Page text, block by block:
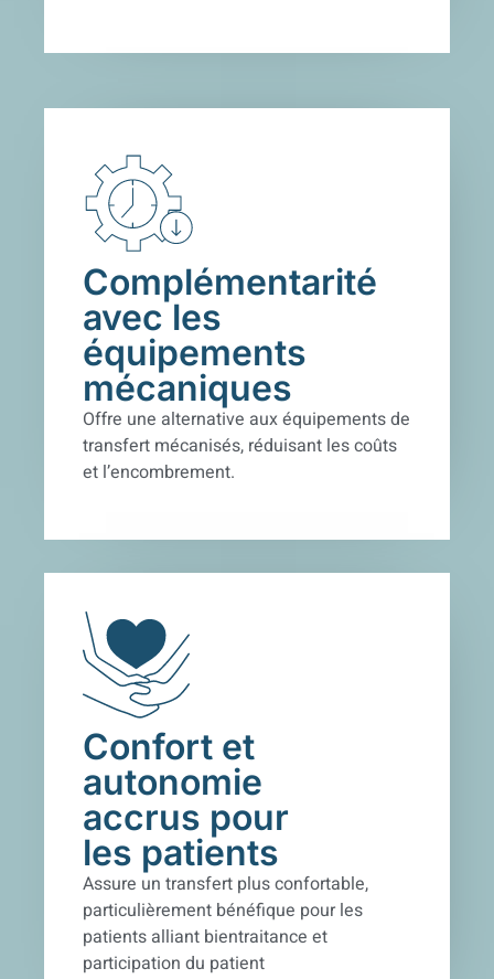
Complémentarité
avec les
équipements
mécaniques
Offre une alternative aux équipements de
transfert mécanisés, réduisant les coûts
et l’encombrement.
Confort et
autonomie
accrus pour
les patients
Assure un transfert plus confortable,
particulièrement bénéfique pour les
patients alliant bientraitance et
participation du patient